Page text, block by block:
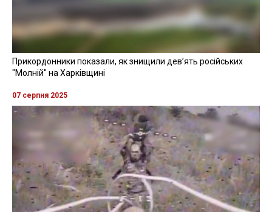
Прикордонники показали, як знищили девʼять російських
"Молній" на Харківщині
07 серпня 2025